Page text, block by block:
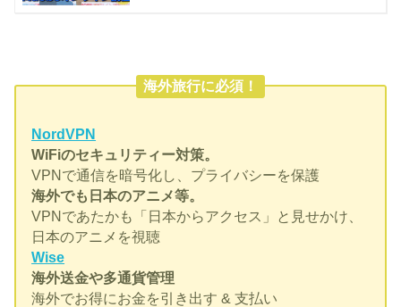
海外旅行に必須！
NordVPN
WiFiのセキュリティー対策。
VPNで通信を暗号化し、プライバシーを保護
海外でも日本のアニメ等。
VPNであたかも「日本からアクセス」と見せかけ、
日本のアニメを視聴
Wise
海外送金や多通貨管理
海外でお得にお金を引き出す & 支払い